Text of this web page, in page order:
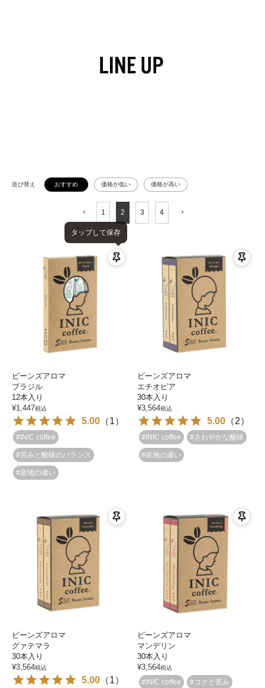
並び替え おすすめ 価格が低い 価格が高い
1 2 3 4
タップして保存
ビーンズアロマ
ブラジル
12本入り
¥1,447税込
5.00 （1）
#INIC coffee
#苦みと酸味のバランス
#産地の違い
ビーンズアロマ
エチオピア
30本入り
¥3,564税込
5.00 （2）
#INIC coffee #さわやかな酸味
#産地の違い
ビーンズアロマ
グァテマラ
30本入り
¥3,564税込
5.00 （1）
ビーンズアロマ
マンデリン
30本入り
¥3,564税込
#INIC coffee #コクと苦み